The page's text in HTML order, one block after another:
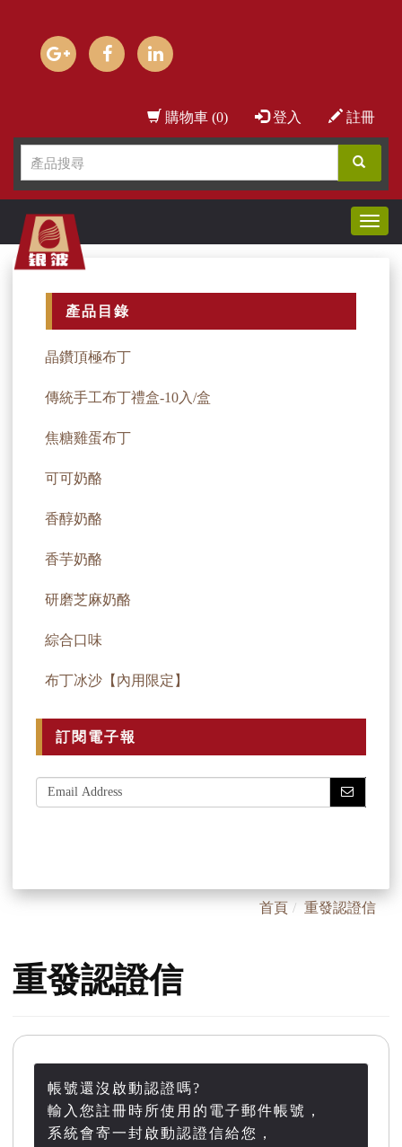
購物車 (0) 登入 註冊
產品目錄
晶鑽頂極布丁
傳統手工布丁禮盒-10入/盒
焦糖雞蛋布丁
可可奶酪
香醇奶酪
香芋奶酪
研磨芝麻奶酪
綜合口味
布丁冰沙【內用限定】
訂閱電子報
首頁 重發認證信
重發認證信
帳號還沒啟動認證嗎?
輸入您註冊時所使用的電子郵件帳號，
系統會寄一封啟動認證信給您，